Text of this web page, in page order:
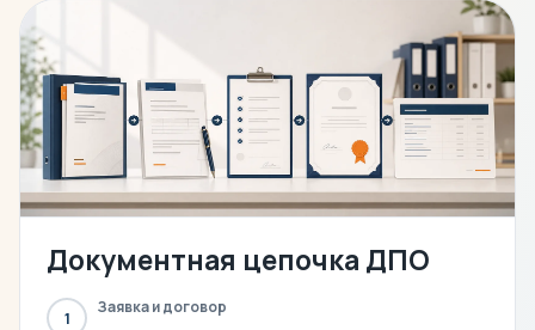
Документная цепочка ДПО
1
Заявка и договор